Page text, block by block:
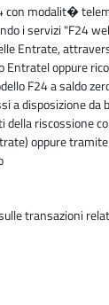
con modalit�
i servizi "F24
Entrate,
Entratel oppure
F24 a saldo
a disposizione da
della riscossione
oppure tramite
transazioni